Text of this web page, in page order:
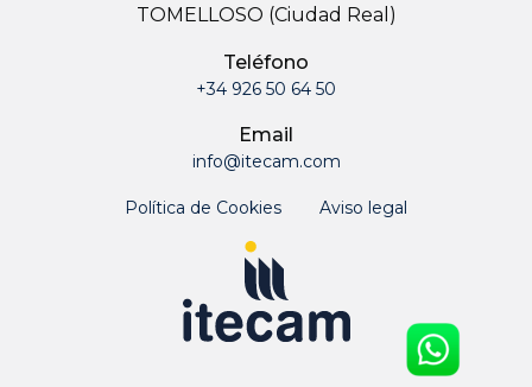
TOMELLOSO (Ciudad Real)
Teléfono
+34 926 50 64 50
Email
info@itecam.com
Política de Cookies Aviso legal